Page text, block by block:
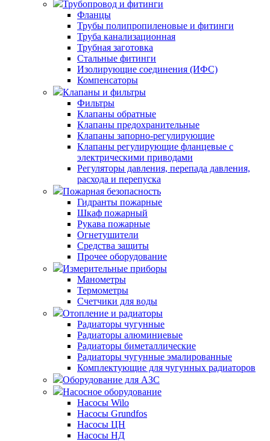
Трубопровод и фитинги
Фланцы
Трубы полипропиленовые и фитинги
Труба канализационная
Трубная заготовка
Стальные фитинги
Изолирующие соединения (ИФС)
Компенсаторы
Клапаны и фильтры
Фильтры
Клапаны обратные
Клапаны предохранительные
Клапаны запорно-регулирующие
Клапаны регулирующие фланцевые с
электрическими приводами
Регуляторы давления, перепада давления,
расхода и перепуска
Пожарная безопасность
Гидранты пожарные
Шкаф пожарный
Рукава пожарные
Огнетушители
Средства защиты
Прочее оборудование
Измерительные приборы
Манометры
Термометры
Счетчики для воды
Отопление и радиаторы
Радиаторы чугунные
Радиаторы алюминиевые
Радиаторы биметаллические
Радиаторы чугунные эмалированные
Комплектующие для чугунных радиаторов
Оборудование для АЗС
Насосное оборудование
Насосы Wilo
Насосы Grundfos
Насосы ЦН
Насосы НД